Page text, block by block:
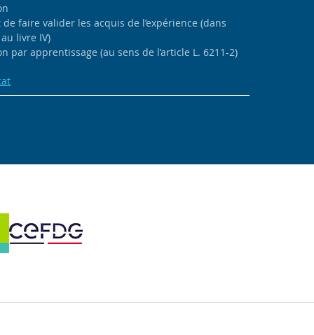
faire valider les acquis de l’expérience (dans
livre IV)
par apprentissage (au sens de l’article L. 6211-2)